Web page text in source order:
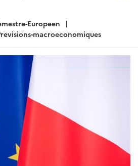
Europeen
macroeconomiques